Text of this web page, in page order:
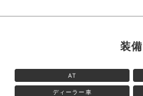
装備
AT
ディーラー車